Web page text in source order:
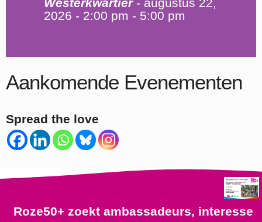
Westerkwartier- augustus 22,
2026 - 2:00 pm - 5:00 pm
Aankomende Evenementen
Spread the love
Roze50+ zoekt ambassadeurs, interesse